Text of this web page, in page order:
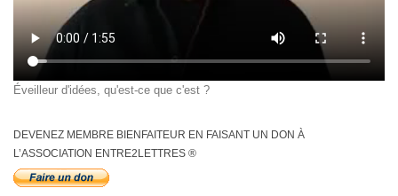
Éveilleur d'idées, qu'est-ce que c'est ?
DEVENEZ MEMBRE BIENFAITEUR EN FAISANT UN DON À
L’ASSOCIATION ENTRE2LETTRES ®